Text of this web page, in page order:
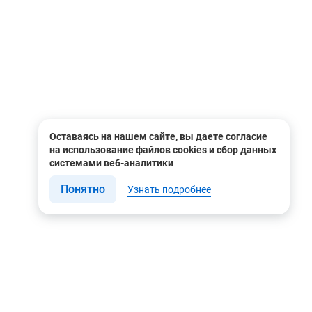
Оставаясь на нашем сайте, вы даете согласие
на использование файлов cookies и сбор данных
системами веб-аналитики
Понятно Узнать подробнее